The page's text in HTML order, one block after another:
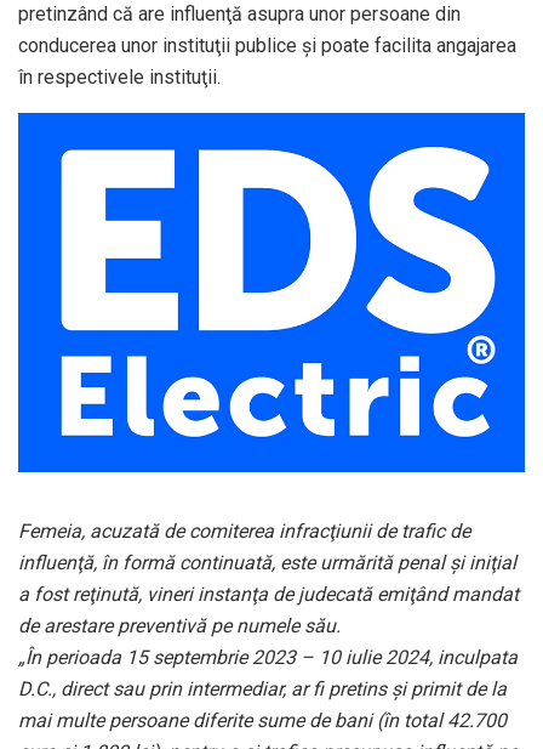
pretinzând că are influenţă asupra unor persoane din
conducerea unor instituţii publice şi poate facilita angajarea
în respectivele instituţii.
Femeia, acuzată de comiterea infracţiunii de trafic de
influenţă, în formă continuată, este urmărită penal şi iniţial
a fost reţinută, vineri instanţa de judecată emiţând mandat
de arestare preventivă pe numele său.
„În perioada 15 septembrie 2023 – 10 iulie 2024, inculpata
D.C., direct sau prin intermediar, ar fi pretins şi primit de la
mai multe persoane diferite sume de bani (în total 42.700